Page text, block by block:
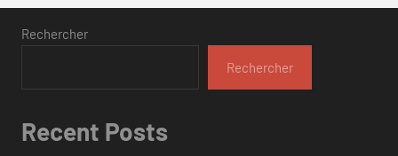
Rechercher
Rechercher
Recent Posts